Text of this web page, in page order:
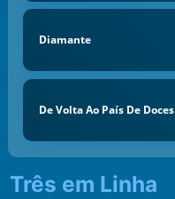
Diamante
De Volta Ao País De Doces
Três em Linha